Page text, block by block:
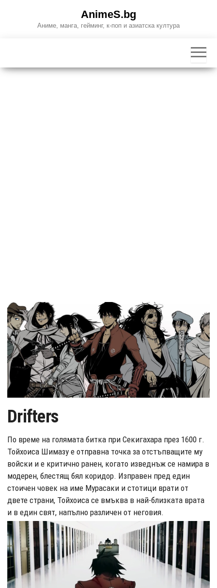
AnimeS.bg
Аниме, манга, гейминг, к-поп и азиатска култура
Drifters
По време на голямата битка при Секигахара през 1600 г.
Тойхоиса Шимазу е отправна точка за отстъпващите му
войски и е критично ранен, когато изведнъж се намира в
модерен, блестящ бял коридор. Изправен пред един
стоичен човек на име Мурасаки и стотици врати от
двете страни, Тойхоиса се вмъква в най-близката врата
и в един свят, напълно различен от неговия.